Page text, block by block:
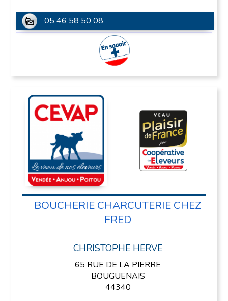
05 46 58 50 08
BOUCHERIE CHARCUTERIE CHEZ
FRED
CHRISTOPHE HERVE
65 RUE DE LA PIERRE
BOUGUENAIS
44340